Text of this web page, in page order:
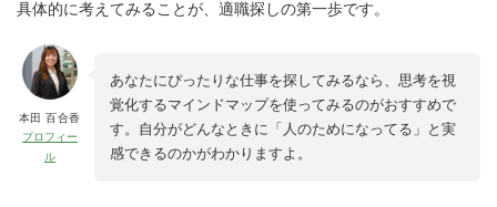
具体的に考えてみることが、適職探しの第一歩です。
本田 百合香
プロフィー
ル
あなたにぴったりな仕事を探してみるなら、思考を視
覚化するマインドマップを使ってみるのがおすすめで
す。自分がどんなときに「人のためになってる」と実
感できるのかがわかりますよ。